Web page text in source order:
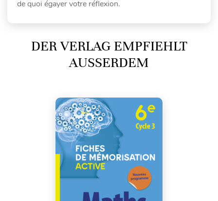
de quoi égayer votre réflexion.
DER VERLAG EMPFIEHLT
AUSSERDEM